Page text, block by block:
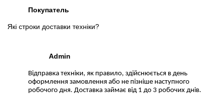
Покупатель
Які строки доставки техніки?
Admin
Відправка техніки, як правило, здійснюється в день
оформлення замовлення або не пізніше наступного
робочого дня. Доставка займає від 1 до 3 робочих днів.